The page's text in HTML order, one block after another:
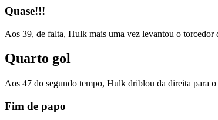
Quase!!!
Aos 39, de falta, Hulk mais uma vez levantou o torcedor
Quarto gol
Aos 47 do segundo tempo, Hulk driblou da direita para
Fim de papo